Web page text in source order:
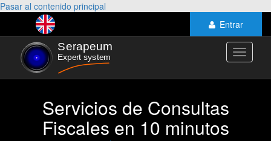
Pasar al contenido principal
Entrar
Toggle
Servicios de Consultas
Fiscales en 10 minutos